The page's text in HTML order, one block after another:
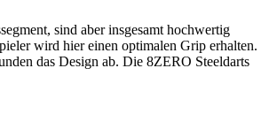
sind aber insgesamt hochwertig
wird hier einen optimalen Grip erhalten.
das Design ab. Die 8ZERO Steeldarts